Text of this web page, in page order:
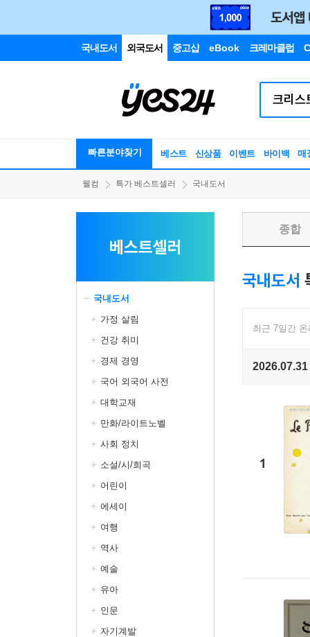
국내도서 외국도서 중고샵 eBook 크레마클럽
빠른분야찾기 베스트 신상품 이벤트 바이백 매
웰컴 특가 베스트셀러 국내도서
베스트셀러
국내도서
가정 살림
건강 취미
경제 경영
국어 외국어 사전
대학교재
만화/라이트노벨
사회 정치
소설/시/희곡
어린이
에세이
여행
역사
예술
유아
인문
자기계발
종합
국내도서
최근 7일간
1